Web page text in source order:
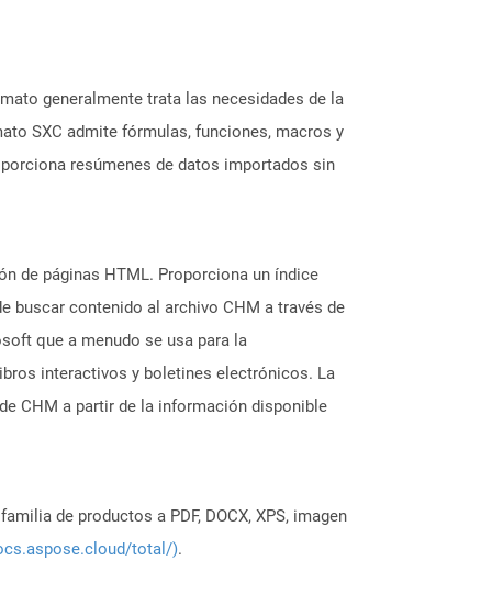
generalmente trata las necesidades de la
SXC admite fórmulas, funciones, macros y
resúmenes de datos importados sin
de páginas HTML. Proporciona un índice
buscar contenido al archivo CHM a través de
que a menudo se usa para la
interactivos y boletines electrónicos. La
CHM a partir de la información disponible
de productos a PDF, DOCX, XPS, imagen
total/).